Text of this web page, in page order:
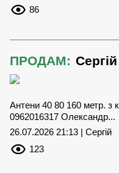
86
ПРОДАМ:
Антени 40 80 160 метр. з
0962016317 Олександр...
26.07.2026 21:13 | Сергій
123